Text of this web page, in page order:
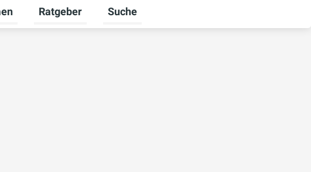
umschalten
Karriere umschalten
Untermenü für Unternehmen umschalten
Ratgeber
Untermenü für Ratgeber umschalten
Suche